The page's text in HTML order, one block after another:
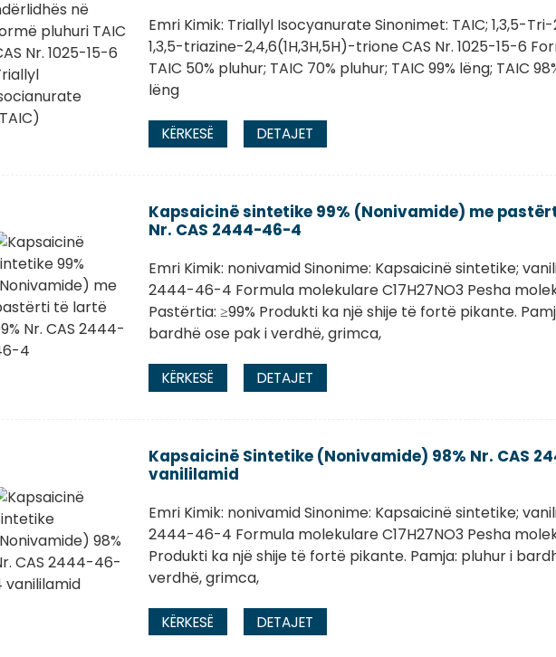
Emri Kimik: Triallyl Isocyanurate Sinonimet: TAIC; 1,3,5-
1,3,5-triazine-2,4,6(1H,3H,5H)-trione CAS Nr. 1025-15-6
TAIC 50% pluhur; TAIC 70% pluhur; TAIC 99% lëng; TAIC
lëng
KËRKESË DETAJET
Kapsaicinë sintetike 99% (Nonivamide) me
Nr. CAS 2444-46-4
Emri Kimik: nonivamid Sinonime: Kapsaicinë sintetike;
2444-46-4 Formula molekulare C17H27NO3 Pesha
Pastërtia: ≥99% Produkti ka një shije të fortë pikante.
bardhë ose pak i verdhë, grimca,
KËRKESË DETAJET
Kapsaicinë Sintetike (Nonivamide) 98% Nr. CAS
vanililamid
Emri Kimik: nonivamid Sinonime: Kapsaicinë sintetike;
2444-46-4 Formula molekulare C17H27NO3 Pesha
Produkti ka një shije të fortë pikante. Pamja: pluhur i
verdhë, grimca,
KËRKESË DETAJET